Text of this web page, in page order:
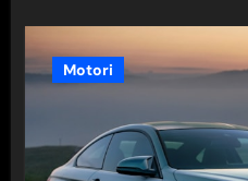
Motori